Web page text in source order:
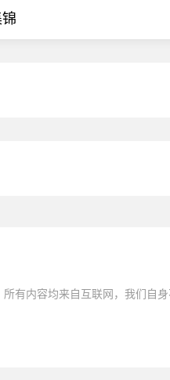
有内容均来自互联网，我们自